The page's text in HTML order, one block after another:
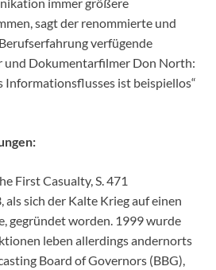
sagt der renommierte und
verfügende
Dokumentarfilmer Don North:
Informationsflusses ist beispiellos“
First Casualty, S. 471
als sich der Kalte Krieg auf einen
gegründet worden. 1999 wurde
leben allerdings andernorts
Board of Governors (BBG),